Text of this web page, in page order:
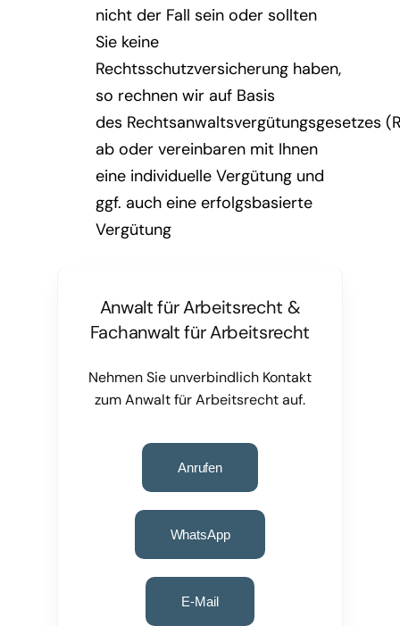
nicht der Fall sein oder sollten
Sie keine
Rechtsschutzversicherung haben,
so rechnen wir auf Basis
des Rechtsanwaltsvergütungsgesetzes
ab oder vereinbaren mit Ihnen
eine individuelle Vergütung und
ggf. auch eine erfolgsbasierte
Vergütung
Anwalt für Arbeitsrecht &
Fachanwalt für Arbeitsrecht
Nehmen Sie unverbindlich Kontakt
zum Anwalt für Arbeitsrecht auf.
Anrufen
WhatsApp
E-Mail